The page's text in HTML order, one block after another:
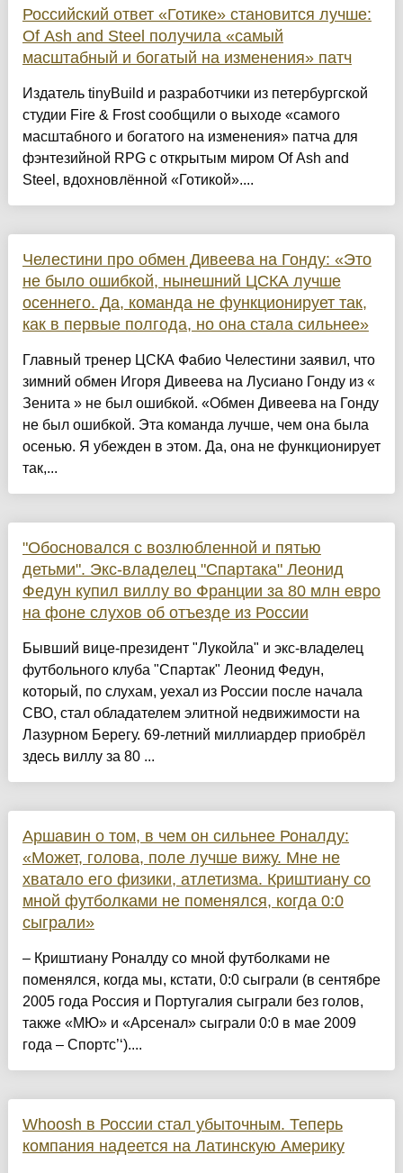
Российский ответ «Готике» становится лучше:
Of Ash and Steel получила «самый
масштабный и богатый на изменения» патч
Издатель tinyBuild и разработчики из петербургской
студии Fire & Frost сообщили о выходе «самого
масштабного и богатого на изменения» патча для
фэнтезийной RPG с открытым миром Of Ash and
Steel, вдохновлённой «Готикой»....
Челестини про обмен Дивеева на Гонду: «Это
не было ошибкой, нынешний ЦСКА лучше
осеннего. Да, команда не функционирует так,
как в первые полгода, но она стала сильнее»
Главный тренер ЦСКА Фабио Челестини заявил, что
зимний обмен Игоря Дивеева на Лусиано Гонду из «
Зенита » не был ошибкой. «Обмен Дивеева на Гонду
не был ошибкой. Эта команда лучше, чем она была
осенью. Я убежден в этом. Да, она не функционирует
так,...
"Обосновался с возлюбленной и пятью
детьми". Экс-владелец "Спартака" Леонид
Федун купил виллу во Франции за 80 млн евро
на фоне слухов об отъезде из России
Бывший вице-президент "Лукойла" и экс-владелец
футбольного клуба "Спартак" Леонид Федун,
который, по слухам, уехал из России после начала
СВО, стал обладателем элитной недвижимости на
Лазурном Берегу. 69-летний миллиардер приобрёл
здесь виллу за 80 ...
Аршавин о том, в чем он сильнее Роналду:
«Может, голова, поле лучше вижу. Мне не
хватало его физики, атлетизма. Криштиану со
мной футболками не поменялся, когда 0:0
сыграли»
– Криштиану Роналду со мной футболками не
поменялся, когда мы, кстати, 0:0 сыграли (в сентябре
2005 года Россия и Португалия сыграли без голов,
также «МЮ» и «Арсенал» сыграли 0:0 в мае 2009
года – Спортс’‘)....
Whoosh в России стал убыточным. Теперь
компания надеется на Латинскую Америку